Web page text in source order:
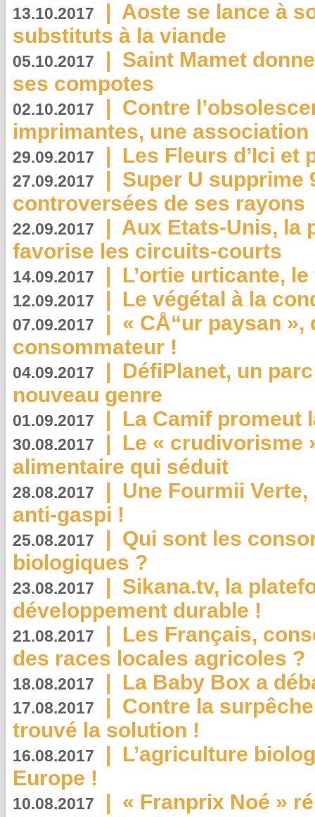
13.10.2017 | Aoste se lance à
substituts à la viande
05.10.2017 | Saint Mamet
ses compotes
02.10.2017 | Contre
imprimantes, une
29.09.2017 | Les Fleurs d’Ici et
27.09.2017 | Super U supprime
controversées de ses rayons
22.09.2017 | Aux Etats-Unis, la
favorise les circuits-courts
14.09.2017 | L’ortie urticante,
12.09.2017 | Le végétal à la
07.09.2017 | « CÅ“ur paysan
consommateur !
04.09.2017 | DéfiPlanet, un
nouveau genre
01.09.2017 | La Camif promeut
30.08.2017 | Le « crudivorisme
alimentaire qui séduit
28.08.2017 | Une Fourmii
anti-gaspi !
25.08.2017 | Qui sont les
biologiques ?
23.08.2017 | Sikana.tv, la
développement durable !
21.08.2017 | Les Français,
des races locales agricoles ?
18.08.2017 | La Baby Box a
17.08.2017 | Contre la
trouvé la solution !
16.08.2017 | L’agriculture
Europe !
10.08.2017 | « Franprix Noé »